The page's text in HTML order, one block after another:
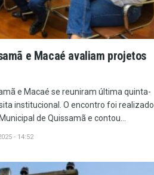
e Macaé avaliam projetos
e Macaé se reuniram última quinta-
institucional. O encontro foi realizado
de Quissamã e contou...
- 14:52